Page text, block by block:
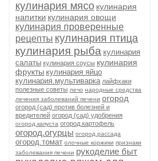
кулинария мясо кулинария
напитки кулинария овощи
кулинария проверенные
рецепты кулинария птица
кулинария рыба кулинария
салаты кулинария соусы кулинария
фрукты кулинария яйцо
кулинария.мультиварка лайфхаки
полезные советы лечо народные средства
лечения заболеваний печени огород
огород (сад) против болезней и
вредителей огород (сад) удобрения
огород.капуста огород.картофель
огород.огурцы огород.рассада
огород.томат олочные коржики признаки
заболевания печени рукоделие быт